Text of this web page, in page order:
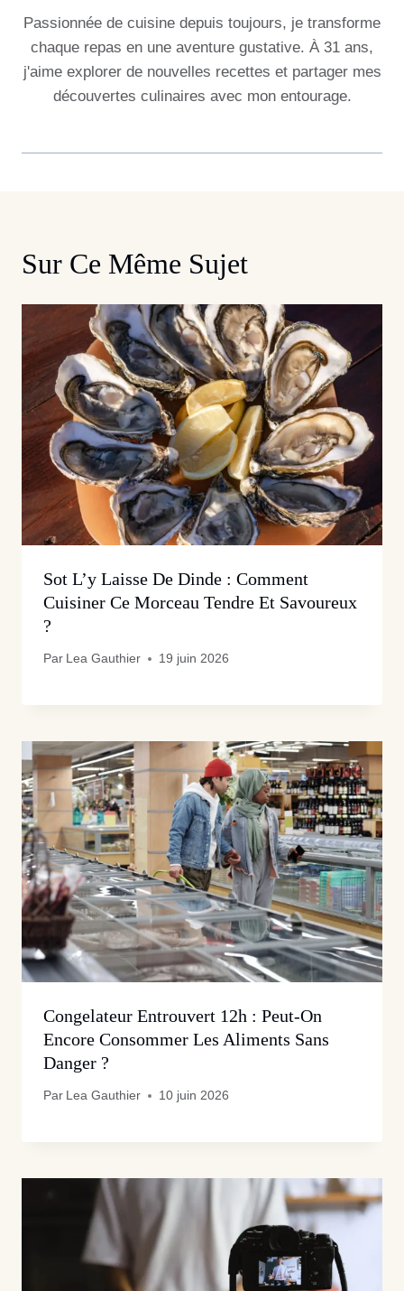
Passionnée de cuisine depuis toujours, je transforme
chaque repas en une aventure gustative. À 31 ans,
j'aime explorer de nouvelles recettes et partager mes
découvertes culinaires avec mon entourage.
Sur Ce Même Sujet
Sot L’y Laisse De Dinde : Comment
Cuisiner Ce Morceau Tendre Et Savoureux
?
Par Lea Gauthier 19 juin 2026
Congelateur Entrouvert 12h : Peut-On
Encore Consommer Les Aliments Sans
Danger ?
Par Lea Gauthier 10 juin 2026